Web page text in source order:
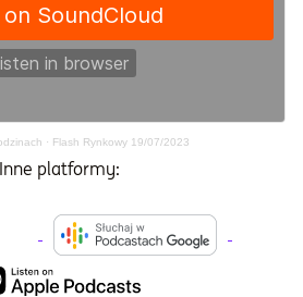
· Flash Rynkowy 19/07/2023
Inne platformy: